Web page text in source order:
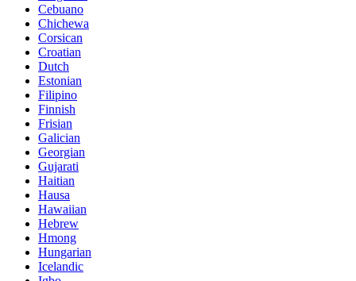
Cebuano
Chichewa
Corsican
Croatian
Dutch
Estonian
Filipino
Finnish
Frisian
Galician
Georgian
Gujarati
Haitian
Hausa
Hawaiian
Hebrew
Hmong
Hungarian
Icelandic